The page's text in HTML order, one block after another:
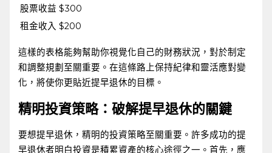
股票收益 $300
租金收入 $200
這樣的表格能夠幫助你視覺化自己的財務狀況，對於制定
和調整規劃至關重要。在這條路上保持紀律和靈活應對變
化，將使你更貼近提早退休的目標。
精明投資策略：破解提早退休的關鍵
要想提早退休，精明的投資策略至關重要。許多成功的提
早退休者明白投資是積累資產的核心途徑之一。首先，應